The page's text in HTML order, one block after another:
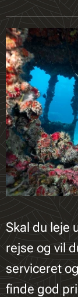
Skal du leje
rejse og vil
serviceret
finde god